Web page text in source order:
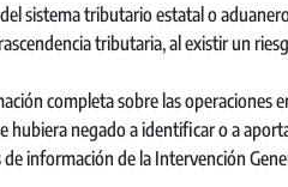
sistema tributario estatal o
tributaria, al existir un
completa sobre las operaciones
hubiera negado a identificar o a
información de la Intervención